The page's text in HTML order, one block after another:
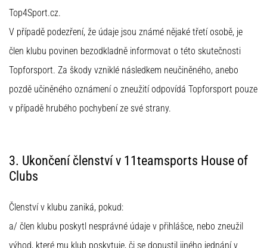
Prikaži
članke
Top4Sport.cz.
V případě podezření, že údaje jsou známé nějaké třetí osobě, je
člen klubu povinen bezodkladně informovat o této skutečnosti
Topforsport. Za škody vzniklé následkem neučiněného, anebo
pozdě učiněného oznámení o zneužití odpovídá Topforsport pouze
v případě hrubého pochybení ze své strany.
3. Ukončení členství v 11teamsports House of
Clubs
Členství v klubu zaniká, pokud:
a/ člen klubu poskytl nesprávné údaje v přihlášce, nebo zneužil
výhod, které mu klub poskytuje, či se dopustil jiného jednání v